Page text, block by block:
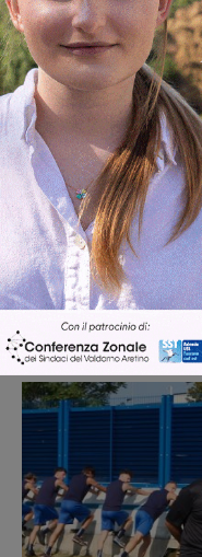
Continuano le
Prefettura: “In
il 112”
Articolo precedente
Identificato e denunciato dai
carabinieri per furti in due
negozi
Ultime Notizie